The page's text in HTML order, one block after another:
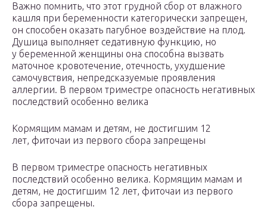
Важно помнить, что этот грудной сбор от влажного
кашля при беременности категорически запрещен,
он способен оказать пагубное воздействие на плод.
Душица выполняет седативную функцию, но
у беременной женщины она способна вызвать
маточное кровотечение, отечность, ухудшение
самочувствия, непредсказуемые проявления
аллергии. В первом триместре опасность негативных
последствий особенно велика
Кормящим мамам и детям, не достигшим 12
лет, фиточаи из первого сбора запрещены
В первом триместре опасность негативных
последствий особенно велика. Кормящим мамам и
детям, не достигшим 12 лет, фиточаи из первого
сбора запрещены.